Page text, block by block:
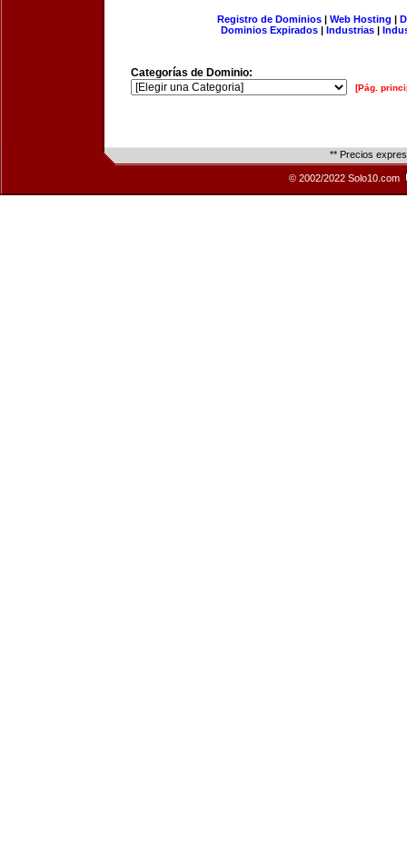
Registro de Dominios| Web Hosting |
Dominios Expirados | Industrias |
Categorías de Dominio:
[Pág.
** Precios
© 2002/2022 Solo10.com